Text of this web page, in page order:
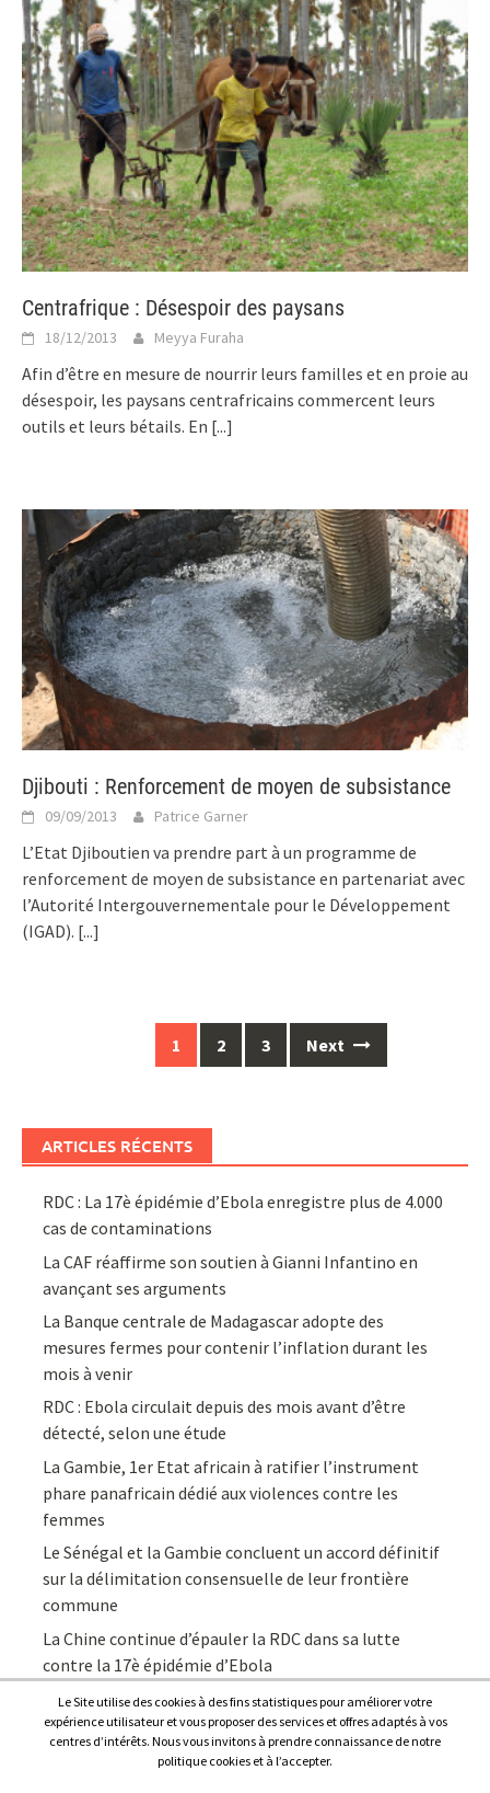
Centrafrique : Désespoir des paysans
18/12/2013 Meyya Furaha
Afin d’être en mesure de nourrir leurs familles et en proie au
désespoir, les paysans centrafricains commercent leurs
outils et leurs bétails. En [...]
Djibouti : Renforcement de moyen de subsistance
09/09/2013 Patrice Garner
L’Etat Djiboutien va prendre part à un programme de
renforcement de moyen de subsistance en partenariat avec
l’Autorité Intergouvernementale pour le Développement
(IGAD). [...]
1 2 3 Next
ARTICLES RÉCENTS
RDC : La 17è épidémie d’Ebola enregistre plus de 4.000
cas de contaminations
La CAF réaffirme son soutien à Gianni Infantino en
avançant ses arguments
La Banque centrale de Madagascar adopte des
mesures fermes pour contenir l’inflation durant les
mois à venir
RDC : Ebola circulait depuis des mois avant d’être
détecté, selon une étude
La Gambie, 1er Etat africain à ratifier l’instrument
phare panafricain dédié aux violences contre les
femmes
Le Sénégal et la Gambie concluent un accord définitif
sur la délimitation consensuelle de leur frontière
commune
La Chine continue d’épauler la RDC dans sa lutte
contre la 17è épidémie d’Ebola
Le Site utilise des cookies à des fins statistiques pour améliorer votre
expérience utilisateur et vous proposer des services et offres adaptés à vos
centres d’intérêts. Nous vous invitons à prendre connaissance de notre
politique cookies et à l’accepter.